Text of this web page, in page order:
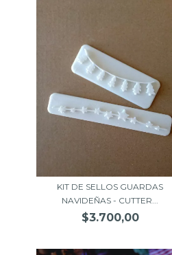
KIT DE SELLOS GUARDAS
NAVIDEÑAS - CUTTER...
$3.700,00